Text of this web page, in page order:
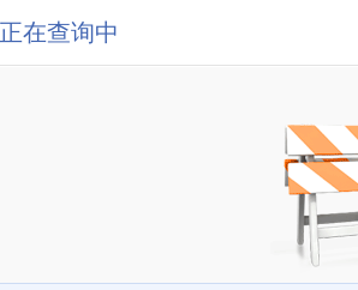
正在查询中